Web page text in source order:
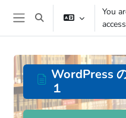
Skip to main content
Side panel
Toggle search input
You
access
WordPress
１